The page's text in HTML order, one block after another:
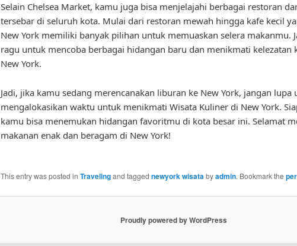
Selain Chelsea Market, kamu juga bisa menjelajahi berbagai restoran
tersebar di seluruh kota. Mulai dari restoran mewah hingga kafe kecil
New York memiliki banyak pilihan untuk memuaskan selera makanmu.
ragu untuk mencoba berbagai hidangan baru dan menikmati kelezatan
New York.
Jadi, jika kamu sedang merencanakan liburan ke New York, jangan lupa
mengalokasikan waktu untuk menikmati Wisata Kuliner di New York.
kamu bisa menemukan hidangan favoritmu di kota besar ini. Selamat
makanan enak dan beragam di New York!
This entry was posted in Travelingand tagged newyork wisatabyadmin. Bookmark the
Proudly powered by WordPress